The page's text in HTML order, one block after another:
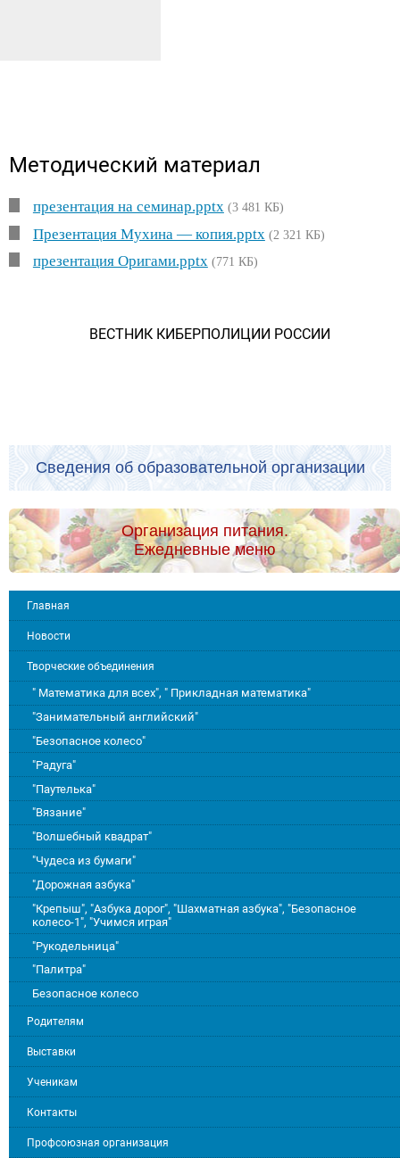
Методический материал
презентация на семинар.pptx (3 481 КБ)
Презентация Мухина — копия.pptx (2 321 КБ)
презентация Оригами.pptx (771 КБ)
ВЕСТНИК КИБЕРПОЛИЦИИ РОССИИ
Сведения об образовательной организации
Организация питания.
Ежедневные меню
Главная
Новости
Творческие объединения
" Математика для всех", " Прикладная математика"
"Занимательный английский"
"Безопасное колесо"
"Радуга"
"Паутелька"
"Вязание"
"Волшебный квадрат"
"Чудеса из бумаги"
"Дорожная азбука"
"Крепыш", "Азбука дорог", "Шахматная азбука", "Безопасное
колесо-1", "Учимся играя"
"Рукодельница"
"Палитра"
Безопасное колесо
Родителям
Выставки
Ученикам
Контакты
Профсоюзная организация